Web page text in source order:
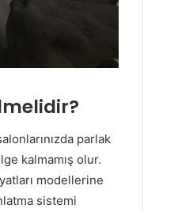
parlak
kalmamış olur.
modellerine
sistemi